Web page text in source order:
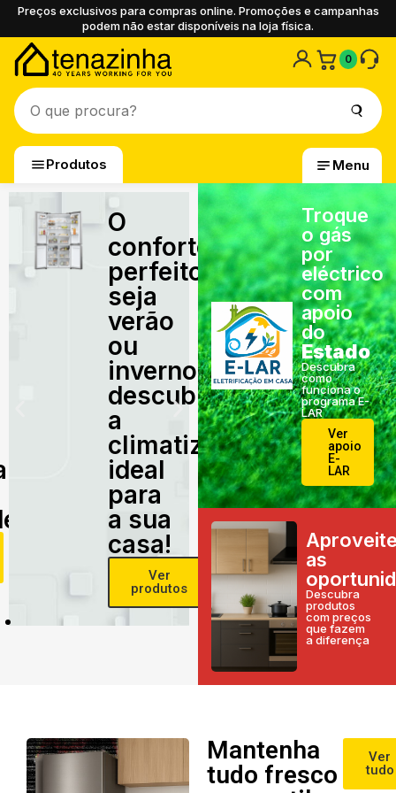
Preços exclusivos para compras online. Promoções e campanhas
podem não estar disponíveis na loja física.
0
Produtos Menu
O
conforto
perfeito,
seja
verão
ou
inverno,
descubra
a
climatização
ideal
para
a sua
casa!
Ver
produtos
Troque
o gás
por
eléctrico
com
apoio
do
Estado
Descubra
como
funciona o
programa E-
LAR
Ver
apoio
E-
LAR
as
Descubra
produtos
com preços
que fazem
a diferença
Mantenha
tudo fresco
Ver
tudo